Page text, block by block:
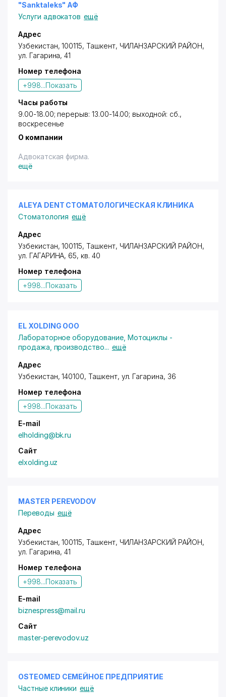
"Sanktaleks" АФ
Услуги адвокатов ещё
Адрес
Узбекистан, 100115, Ташкент, ЧИЛАНЗАРСКИЙ РАЙОН,
ул. Гагарина, 41
Номер телефона
+998...Показать
Часы работы
9.00-18.00; перерыв: 13.00-14.00; выходной: сб.,
воскресенье
О компании
Адвокатская фирма.
ещё
ALEYA DENT СТОМАТОЛОГИЧЕСКАЯ КЛИНИКА
Стоматология ещё
Адрес
Узбекистан, 100115, Ташкент, ЧИЛАНЗАРСКИЙ РАЙОН,
ул. ГАГАРИНА, 65, кв. 40
Номер телефона
+998...Показать
EL XOLDING ООО
Лабораторное оборудование, Мотоциклы -
продажа, производство... ещё
Адрес
Узбекистан, 140100, Ташкент, ул. Гагарина, 36
Номер телефона
+998...Показать
E-mail
elholding@bk.ru
Сайт
elxolding.uz
MASTER PEREVODOV
Переводы ещё
Адрес
Узбекистан, 100115, Ташкент, ЧИЛАНЗАРСКИЙ РАЙОН,
ул. Гагарина, 41
Номер телефона
+998...Показать
E-mail
biznespress@mail.ru
Сайт
master-perevodov.uz
OSTEOMED СЕМЕЙНОЕ ПРЕДПРИЯТИЕ
Частные клиники ещё